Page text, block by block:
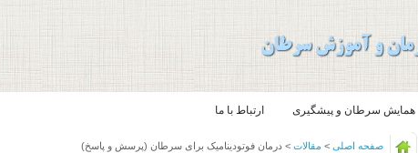
همایش سرطان و پیشگیری ارتباط با ما
صفحه اصلی > مقالات > درمان فوتودینامیک برای سرطان (پرسش و پاسخ)